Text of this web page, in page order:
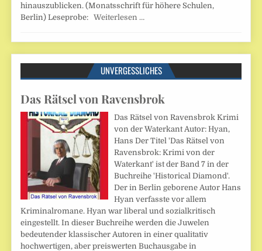
hinauszublicken. (Monatsschrift für höhere Schulen,
Berlin) Leseprobe:Weiterlesen …
UNVERGESSLICHES
Das Rätsel von Ravensbrok
Das Rätsel von Ravensbrok Krimi
von der Waterkant Autor: Hyan,
Hans Der Titel 'Das Rätsel von
Ravensbrok: Krimi von der
Waterkant' ist der Band 7 in der
Buchreihe 'Historical Diamond'.
Der in Berlin geborene Autor Hans
Hyan verfasste vor allem
Kriminalromane. Hyan war liberal und sozialkritisch
eingestellt. In dieser Buchreihe werden die Juwelen
bedeutender klassischer Autoren in einer qualitativ
hochwertigen, aber preiswerten Buchausgabe in